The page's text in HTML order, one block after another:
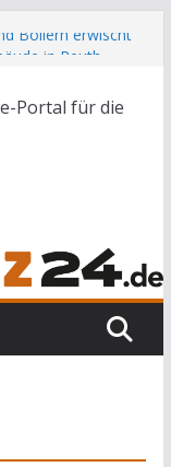
Böllern erwischt
in Weiden
eröffnet
zu
Portal für die